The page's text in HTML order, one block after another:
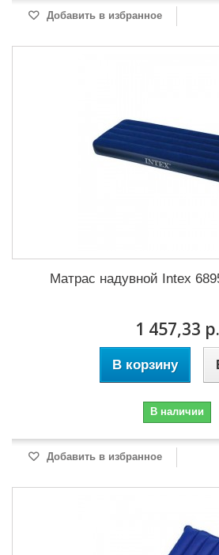
Добавить в избранное
Матрас надувной Intex
1 457,33 р.
В корзину
В наличии
Добавить в избранное